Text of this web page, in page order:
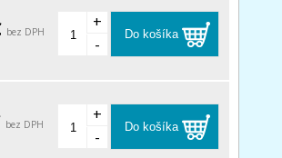
bez DPH
+
-
Do košíka
bez DPH
+
-
Do košíka